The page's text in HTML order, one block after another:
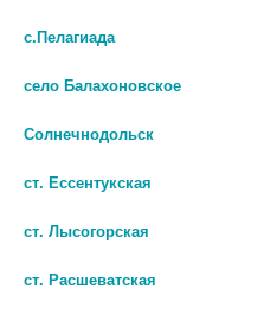
с.Пелагиада
село Балахоновское
Солнечнодольск
ст. Ессентукская
ст. Лысогорская
ст. Расшеватская